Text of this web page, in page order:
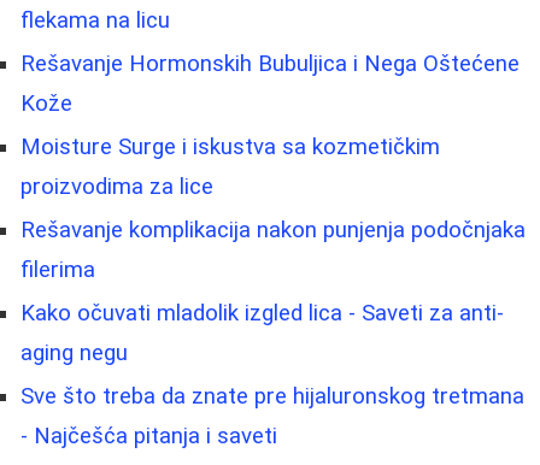
flekama na licu
Rešavanje Hormonskih Bubuljica i Nega Oštećene
Kože
Moisture Surge i iskustva sa kozmetičkim
proizvodima za lice
Rešavanje komplikacija nakon punjenja podočnjaka
filerima
Kako očuvati mladolik izgled lica - Saveti za anti-
aging negu
Sve što treba da znate pre hijaluronskog tretmana
- Najčešća pitanja i saveti